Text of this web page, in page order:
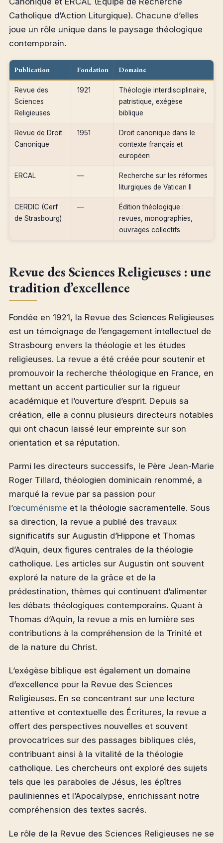
Catholique d’Action Liturgique). Chacune d’elles
joue un rôle unique dans le paysage théologique
contemporain.
Publication Fondation Domaine
Revue des
Sciences
Religieuses
1921
Théologie interdisciplinaire,
patristique, exégèse
biblique
Revue de Droit
Canonique
1951
Droit canonique dans le
contexte français et
européen
ERCAL —
Recherche sur les réformes
liturgiques de Vatican II
CERDIC (Cerf
de Strasbourg)
—
Édition théologique :
revues, monographies,
ouvrages collectifs
Revue des Sciences Religieuses : une
tradition d’excellence
Fondée en 1921, la Revue des Sciences Religieuses
est un témoignage de l’engagement intellectuel de
Strasbourg envers la théologie et les études
religieuses. La revue a été créée pour soutenir et
promouvoir la recherche théologique en France, en
mettant un accent particulier sur la rigueur
académique et l’ouverture d’esprit. Depuis sa
création, elle a connu plusieurs directeurs notables
qui ont chacun laissé leur empreinte sur son
orientation et sa réputation.
Parmi les directeurs successifs, le Père Jean-Marie
Roger Tillard, théologien dominicain renommé, a
marqué la revue par sa passion pour
l’œcuménisme et la théologie sacramentelle. Sous
sa direction, la revue a publié des travaux
significatifs sur Augustin d’Hippone et Thomas
d’Aquin, deux figures centrales de la théologie
catholique. Les articles sur Augustin ont souvent
exploré la nature de la grâce et de la
prédestination, thèmes qui continuent d’alimenter
les débats théologiques contemporains. Quant à
Thomas d’Aquin, la revue a mis en lumière ses
contributions à la compréhension de la Trinité et
de la nature du Christ.
L’exégèse biblique est également un domaine
d’excellence pour la Revue des Sciences
Religieuses. En se concentrant sur une lecture
attentive et contextuelle des Écritures, la revue a
offert des perspectives nouvelles et souvent
provocatrices sur des passages bibliques clés,
contribuant ainsi à la vitalité de la théologie
catholique. Les chercheurs ont exploré des sujets
tels que les paraboles de Jésus, les épîtres
pauliniennes et l’Apocalypse, enrichissant notre
compréhension des textes sacrés.
Le rôle de la Revue des Sciences Religieuses ne se